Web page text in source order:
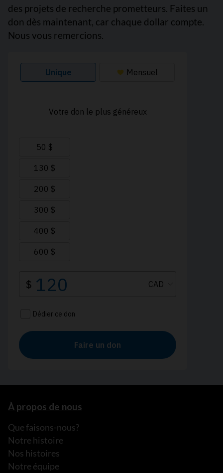
des projets de recherche prometteurs. Faites un
don dès maintenant, car chaque dollar compte.
Nous vous remercions.
À propos de nous
Que faisons-nous?
Notre histoire
Nos histoires
Notre équipe